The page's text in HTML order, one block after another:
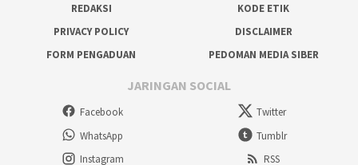
REDAKSI
KODE ETIK
PRIVACY POLICY
DISCLAIMER
FORM PENGADUAN
PEDOMAN MEDIA SIBER
JARINGAN SOCIAL
Facebook
Twitter
WhatsApp
Tumblr
Instagram
RSS